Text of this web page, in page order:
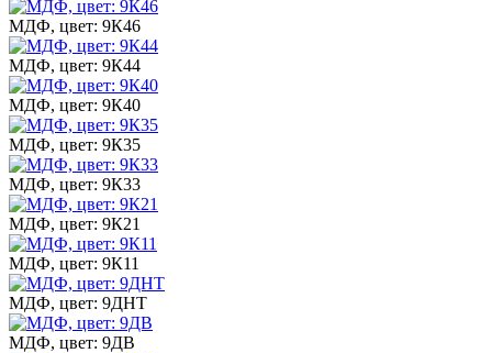
МДФ, цвет: 9К46
МДФ, цвет: 9К44
МДФ, цвет: 9К40
МДФ, цвет: 9К35
МДФ, цвет: 9К33
МДФ, цвет: 9К21
МДФ, цвет: 9К11
МДФ, цвет: 9ДНТ
МДФ, цвет: 9ДВ